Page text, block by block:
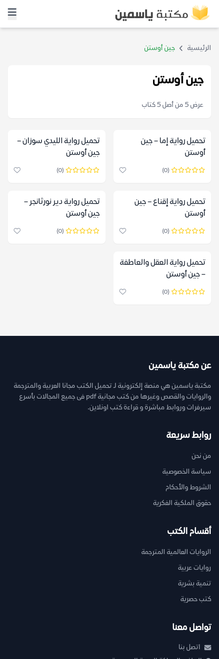
الرئيسية جين أوستن
جين أوستن
عرض 5 من أصل 5 كتاب
تحميل رواية إما – جين
أوستن
(0)
تحميل رواية الليدي سوزان –
جين أوستن
(0)
تحميل رواية إقناع – جين
أوستن
(0)
تحميل رواية دير نورثانجر –
جين أوستن
(0)
تحميل رواية العقل والعاطفة
– جين أوستن
(0)
عن مكتبة ياسمين
مكتبة ياسمين هي منصة إلكترونية لـ تحميل الكتب مجانا العربية والمترجمة
والروايات والقصص وغيرها من كتب مجانية pdf فى جميع المجالات بأسرع
سيرفرات وروابط مباشرة و قراءة كتب اونلاين.
روابط سريعة
من نحن
سياسة الخصوصية
الشروط والأحكام
حقوق الملكية الفكرية
أقسام الكتب
الروايات العالمية المترجمة
روايات عربية
تنمية بشرية
كتب حصرية
تواصل معنا
اتصل بنا